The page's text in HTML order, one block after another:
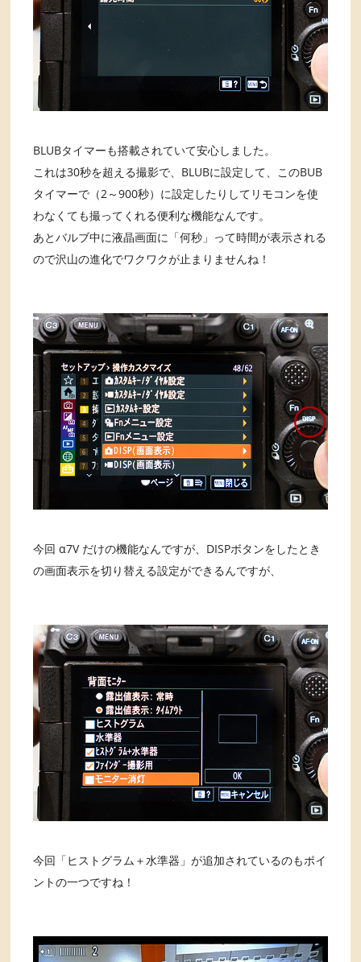
BLUBタイマーも搭載されていて安心しました。
これは30秒を超える撮影で、BLUBに設定して、このBUB
タイマーで（2～900秒）に設定したりしてリモコンを使
わなくても撮ってくれる便利な機能なんです。
あとバルブ中に液晶画面に「何秒」って時間が表示される
ので沢山の進化でワクワクが止まりませんね！
今回 α7V だけの機能なんですが、DISPボタンをしたとき
の画面表示を切り替える設定ができるんですが、
今回「ヒストグラム＋水準器」が追加されているのもポイ
ントの一つですね！